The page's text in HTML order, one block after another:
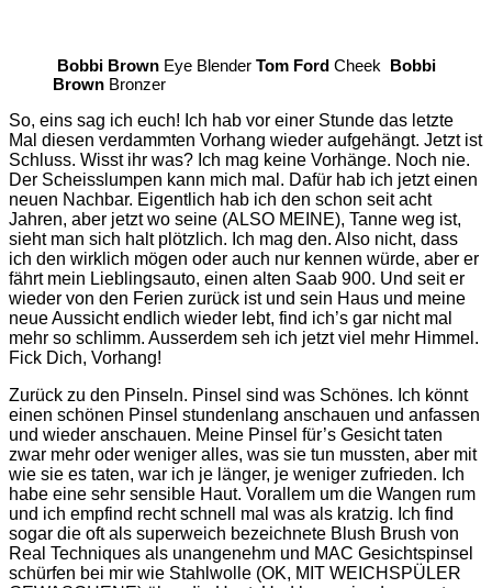
Bobbi Brown Eye Blender Tom Ford Cheek Bobbi
Brown Bronzer
So, eins sag ich euch! Ich hab vor einer Stunde das letzte
Mal diesen verdammten Vorhang wieder aufgehängt. Jetzt ist
Schluss. Wisst ihr was? Ich mag keine Vorhänge. Noch nie.
Der Scheisslumpen kann mich mal. Dafür hab ich jetzt einen
neuen Nachbar. Eigentlich hab ich den schon seit acht
Jahren, aber jetzt wo seine (ALSO MEINE), Tanne weg ist,
sieht man sich halt plötzlich. Ich mag den. Also nicht, dass
ich den wirklich mögen oder auch nur kennen würde, aber er
fährt mein Lieblingsauto, einen alten Saab 900. Und seit er
wieder von den Ferien zurück ist und sein Haus und meine
neue Aussicht endlich wieder lebt, find ich’s gar nicht mal
mehr so schlimm. Ausserdem seh ich jetzt viel mehr Himmel.
Fick Dich, Vorhang!
Zurück zu den Pinseln. Pinsel sind was Schönes. Ich könnt
einen schönen Pinsel stundenlang anschauen und anfassen
und wieder anschauen. Meine Pinsel für’s Gesicht taten
zwar mehr oder weniger alles, was sie tun mussten, aber mit
wie sie es taten, war ich je länger, je weniger zufrieden. Ich
habe eine sehr sensible Haut. Vorallem um die Wangen rum
und ich empfind recht schnell mal was als kratzig. Ich find
sogar die oft als superweich bezeichnete Blush Brush von
Real Techniques als unangenehm und MAC Gesichtspinsel
schürfen bei mir wie Stahlwolle (OK, MIT WEICHSPÜLER